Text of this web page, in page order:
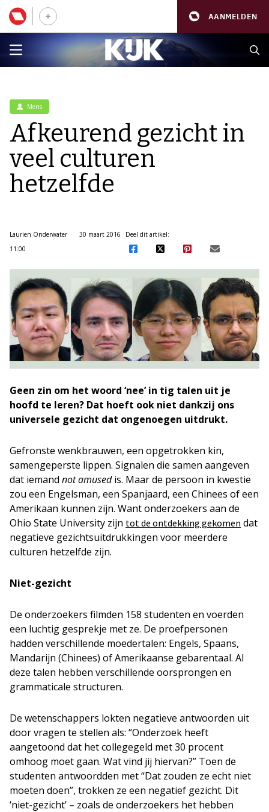
AANMELDEN
Mens
Afkeurend gezicht in
veel culturen
hetzelfde
Laurien Onderwater
30 maart 2016
11:00
Deel dit artikel:
Geen zin om het woord ‘nee’ in tig talen uit je
hoofd te leren? Dat hoeft ook niet dankzij ons
universele gezicht dat ongenoegen uitdrukt.
Gefronste wenkbrauwen, een opgetrokken kin,
samengeperste lippen. Signalen die samen aangeven
dat iemand not amusedis. Maar de persoon in kwestie
zou een Engelsman, een Spanjaard, een Chinees of een
Amerikaan kunnen zijn. Want onderzoekers aan de
Ohio State University zijn tot de ontdekking gekomen dat
negatieve gezichtsuitdrukkingen voor meerdere
culturen hetzelfde zijn.
Niet-gezicht
De onderzoekers filmden 158 studenten en voerden
een luchtig gesprekje met ze. De proefpersonen
hadden verschillende moedertalen: Engels, Spaans,
Mandarijn (Chinees) of Amerikaanse gebarentaal. Al
deze talen hebben verschillende oorsprongen en
grammaticale structuren.
De wetenschappers lokten negatieve antwoorden uit
door vragen te stellen als: “Onderzoek heeft
aangetoond dat het collegegeld met 30 procent
omhoog moet gaan. Wat vind jij hiervan?” Toen de
studenten antwoordden met “Dat zouden ze echt niet
moeten doen”, trokken ze een negatief gezicht. Dit
‘niet-gezicht’ – zoals de onderzoekers het hebben